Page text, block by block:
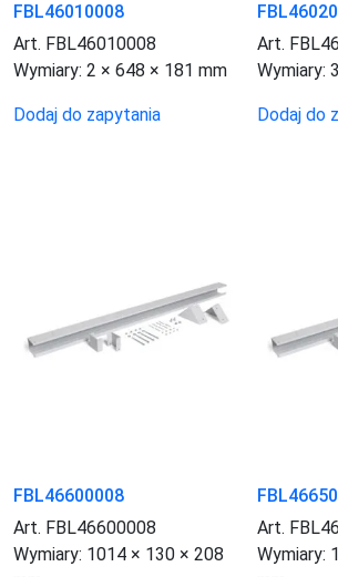
FBL46010008
Art. FBL46010008
Wymiary: 2 × 648 × 181 mm
Dodaj do zapytania
Art.
Wymiary:
Dodaj do
FBL46600008
Art. FBL46600008
Wymiary: 1014 × 130 × 208
Art.
Wymiary: